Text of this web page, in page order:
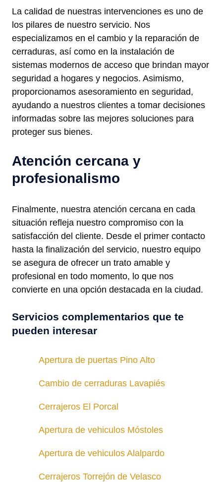
La calidad de nuestras intervenciones es uno de
los pilares de nuestro servicio. Nos
especializamos en el cambio y la reparación de
cerraduras, así como en la instalación de
sistemas modernos de acceso que brindan mayor
seguridad a hogares y negocios. Asimismo,
proporcionamos asesoramiento en seguridad,
ayudando a nuestros clientes a tomar decisiones
informadas sobre las mejores soluciones para
proteger sus bienes.
Atención cercana y
profesionalismo
Finalmente, nuestra atención cercana en cada
situación refleja nuestro compromiso con la
satisfacción del cliente. Desde el primer contacto
hasta la finalización del servicio, nuestro equipo
se asegura de ofrecer un trato amable y
profesional en todo momento, lo que nos
convierte en una opción destacada en la ciudad.
Servicios complementarios que te
pueden interesar
Apertura de puertas Pino Alto
Cambio de cerraduras Lavapiés
Cerrajeros El Porcal
Apertura de vehiculos Móstoles
Apertura de vehiculos Alalpardo
Cerrajeros Torrejón de Velasco